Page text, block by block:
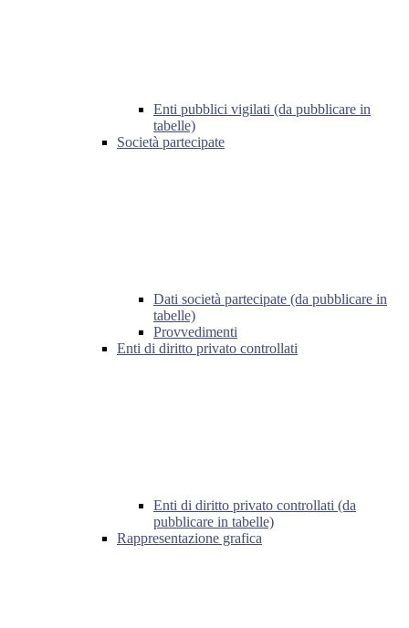
Enti pubblici vigilati (da pubblicare in
tabelle)
Società partecipate
Dati società partecipate (da pubblicare in
tabelle)
Provvedimenti
Enti di diritto privato controllati
Enti di diritto privato controllati (da
pubblicare in tabelle)
Rappresentazione grafica